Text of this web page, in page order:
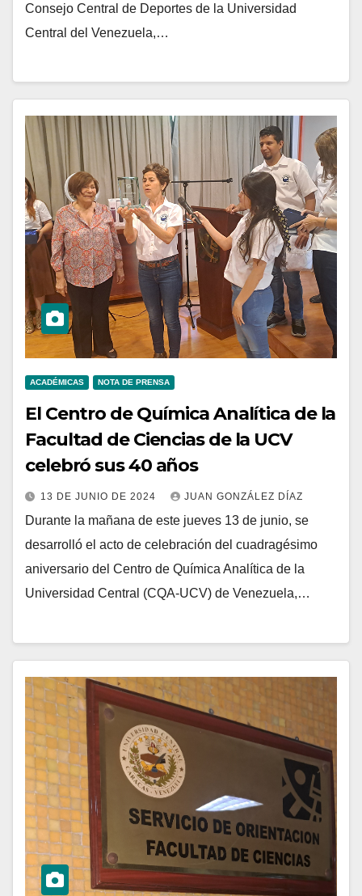
Consejo Central de Deportes de la Universidad
Central del Venezuela,…
ACADÉMICAS NOTA DE PRENSA
El Centro de Química Analítica de la
Facultad de Ciencias de la UCV
celebró sus 40 años
13 DE JUNIO DE 2024 JUAN GONZÁLEZ DÍAZ
Durante la mañana de este jueves 13 de junio, se
desarrolló el acto de celebración del cuadragésimo
aniversario del Centro de Química Analítica de la
Universidad Central (CQA-UCV) de Venezuela,…